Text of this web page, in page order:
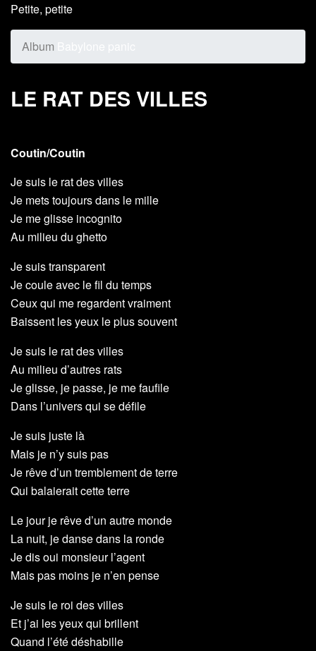
Petite, petite
Album
LE RAT DES VILLES
Coutin/Coutin
Je suis le rat des villes
Je mets toujours dans le mille
Je me glisse incognito
Au milieu du ghetto
Je suis transparent
Je coule avec le fil du temps
Ceux qui me regardent vraiment
Baissent les yeux le plus souvent
Je suis le rat des villes
Au milieu d’autres rats
Je glisse, je passe, je me faufile
Dans l’univers qui se défile
Je suis juste là
Mais je n’y suis pas
Je rêve d’un tremblement de terre
Qui balaierait cette terre
Le jour je rêve d’un autre monde
La nuit, je danse dans la ronde
Je dis oui monsieur l’agent
Mais pas moins je n’en pense
Je suis le roi des villes
Et j’ai les yeux qui brillent
Quand l’été déshabille